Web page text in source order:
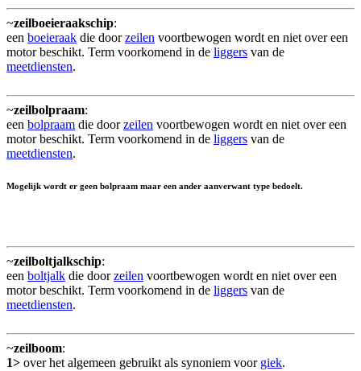
~zeilboeieraakschip:
een boeieraak die doorzeilen voortbewogen wordt en niet over een
motor beschikt. Term voorkomend in de liggers van de
meetdiensten.
~zeilbolpraam:
een bolpraam die doorzeilen voortbewogen wordt en niet over een
motor beschikt. Term voorkomend in de liggers van de
meetdiensten.
Mogelijk wordt er geen bolpraam maar een ander aanverwant type bedoelt.
~zeilboltjalkschip:
een boltjalk die doorzeilen voortbewogen wordt en niet over een
motor beschikt. Term voorkomend in de liggers van de
meetdiensten.
~zeilboom:
1> over het algemeen gebruikt als synoniem voor giek.